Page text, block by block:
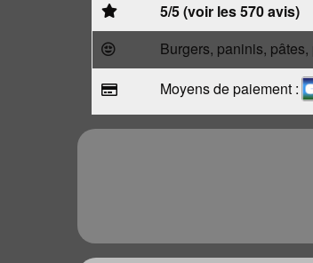
5/5 (voir les 570 avis)
Burgers, paninis,
Moyens de paiement :